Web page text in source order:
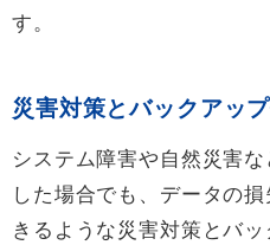
す。
災害対策とバックアッ
システム障害や自然災害
した場合でも、データの
きるような災害対策とバ